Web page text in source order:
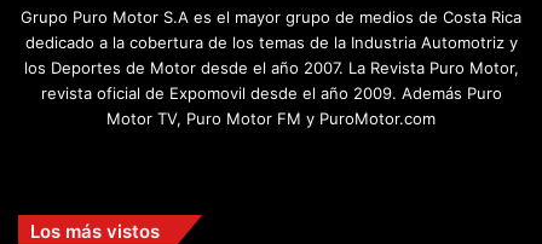
Grupo Puro Motor S.A es el mayor grupo de medios de Costa Rica
dedicado a la cobertura de los temas de la Industria Automotriz y
los Deportes de Motor desde el año 2007. La Revista Puro Motor,
revista oficial de Expomovil desde el año 2009. Además Puro
Motor TV, Puro Motor FM y PuroMotor.com
Los más vistos